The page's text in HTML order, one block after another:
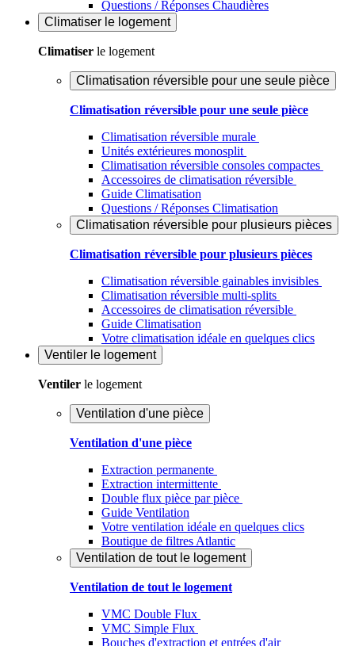
Questions / Réponses Chaudières
Climatiser le logement
Climatiser le logement
Climatisation réversible pour une seule pièce
Climatisation réversible pour une seule pièce
Climatisation réversible murale
Unités extérieures monosplit
Climatisation réversible consoles compactes
Accessoires de climatisation réversible
Guide Climatisation
Questions / Réponses Climatisation
Climatisation réversible pour plusieurs pièces
Climatisation réversible pour plusieurs pièces
Climatisation réversible gainables invisibles
Climatisation réversible multi-splits
Accessoires de climatisation réversible
Guide Climatisation
Votre climatisation idéale en quelques clics
Ventiler le logement
Ventiler le logement
Ventilation d'une pièce
Ventilation d'une pièce
Extraction permanente
Extraction intermittente
Double flux pièce par pièce
Guide Ventilation
Votre ventilation idéale en quelques clics
Boutique de filtres Atlantic
Ventilation de tout le logement
Ventilation de tout le logement
VMC Double Flux
VMC Simple Flux
Bouches d'extraction et entrées d'air